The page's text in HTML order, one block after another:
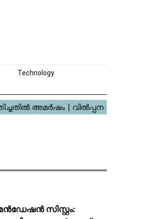
Technology
സിസ്റ്റം: